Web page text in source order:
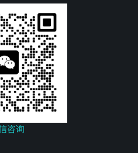
咨询